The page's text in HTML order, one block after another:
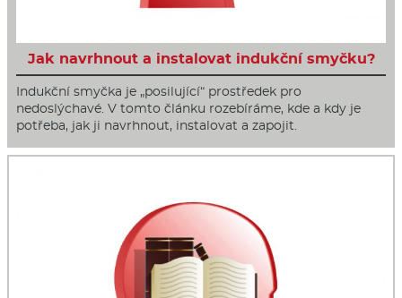
Jak navrhnout a instalovat indukční smyčku?
Indukční smyčka je „posilující“ prostředek pro
nedoslýchavé. V tomto článku rozebíráme, kde a kdy je
potřeba, jak ji navrhnout, instalovat a zapojit.